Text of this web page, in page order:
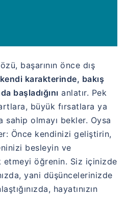
başarının önce dış
karakterinde, bakış
başladığını anlatır. Pek
büyük fırsatlara ya
sahip olmayı bekler. Oysa
Önce kendinizi geliştirin,
besleyin ve
etmeyi öğrenin. Siz içinizde
yani düşüncelerinizde
hayatınızın